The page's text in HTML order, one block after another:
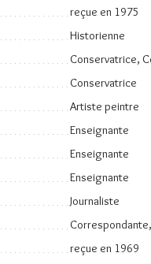
reçue en 1975
Historienne
Conservatrice,
Conservatrice
Artiste peintre
Enseignante
Enseignante
Enseignante
Journaliste
reçue en 1969